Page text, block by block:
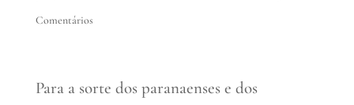
Comentários
Para a sorte dos paranaenses e dos